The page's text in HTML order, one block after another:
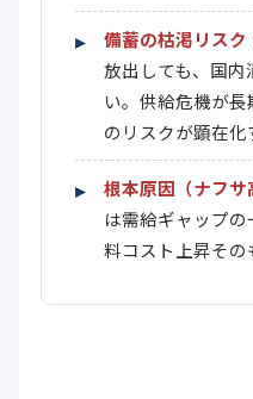
備蓄の枯渇リスク
放出しても、国内
い。供給危機が長
のリスクが顕在化
根本原因（ナフサ
は需給ギャップ
料コスト上昇その